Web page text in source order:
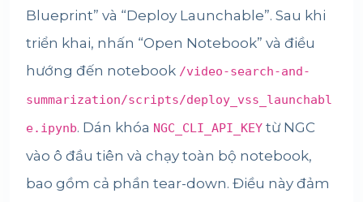
Blueprint” và “Deploy Launchable”. Sau khi
triển khai, nhấn “Open Notebook” và điều
hướng đến notebook /video-search-and-
summarization/scripts/deploy_vss_launchabl
e.ipynb. Dán khóa NGC_CLI_API_KEY từ NGC
vào ô đầu tiên và chạy toàn bộ notebook,
bao gồm cả phần tear-down. Điều này đảm